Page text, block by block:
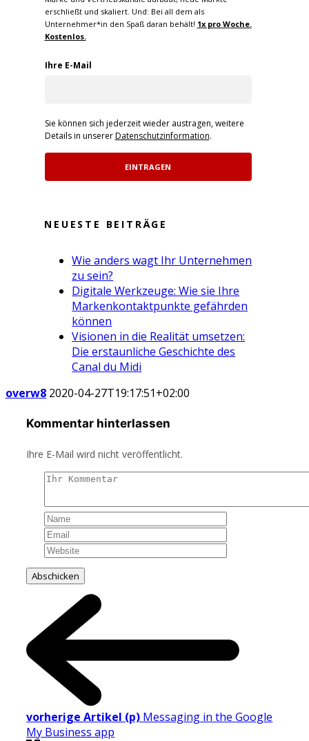
erschließt und skaliert. Und: Bei all dem als
Unternehmer*in den Spaß daran behält! 1x pro Woche.
Kostenlos.
Ihre E-Mail
Sie können sich jederzeit wieder austragen, weitere
Details in unsererDatenschutzinformation.
EINTRAGEN
NEUESTE BEITRÄGE
Wie anders wagt Ihr Unternehmen
zu sein?
Digitale Werkzeuge: Wie sie Ihre
Markenkontaktpunkte gefährden
können
Visionen in die Realität umsetzen:
Die erstaunliche Geschichte des
Canal du Midi
overw8 2020-04-27T19:17:51+02:00
Kommentar hinterlassen
Ihre E-Mail wird nicht veröffentlicht.
vorherige Artikel (p) Messaging in the Google
My Business app